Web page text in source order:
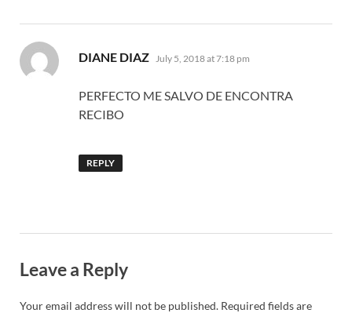
DIANE DIAZ says:
July 5, 2018 at 7:18 pm
PERFECTO ME SALVO DE ENCONTRA
RECIBO
REPLY
Leave a Reply
Your email address will not be published. Required fields are